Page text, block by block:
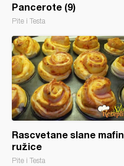
Pancerote (9)
Pite i Testa
Rascvetane slane mafin
ružice
Pite i Testa